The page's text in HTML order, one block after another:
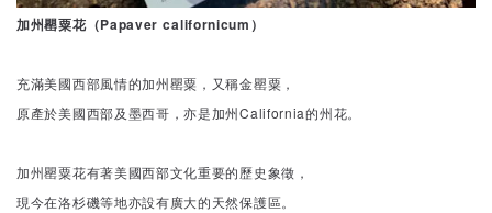
加州罌粟花（Papaver californicum）
充滿美國西部風情的加州罌粟，又稱金罌粟，
原產於美國西部及墨西哥，亦是加州California的州花。
加州罌粟花有著美國西部文化重要的歷史象徵，
現今在洛杉磯等地亦設有廣大的天然保護區。